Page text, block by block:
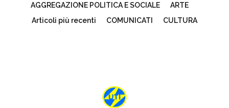
AGGREGAZIONE POLITICA E SOCIALE
ARTE
Articoli più recenti
COMUNICATI CULTURA